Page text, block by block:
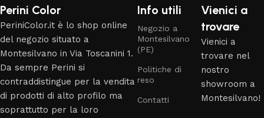
Perini Color
PeriniColor.it è lo shop online
del negozio situato a
Montesilvano in Via Toscanini 1.
Da sempre Perini si
contraddistingue per la vendita
di prodotti di alto profilo ma
soprattutto per la loro
Info utili
Negozio a
Montesilvano
(PE)
Politiche di
reso
Contatti
Vienici a
trovare
Vienici a
trovare nel
nostro
showroom a
Montesilvano!